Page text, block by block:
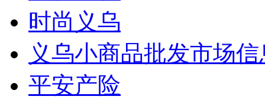
时尚义乌
义乌小商品批发市场
平安产险